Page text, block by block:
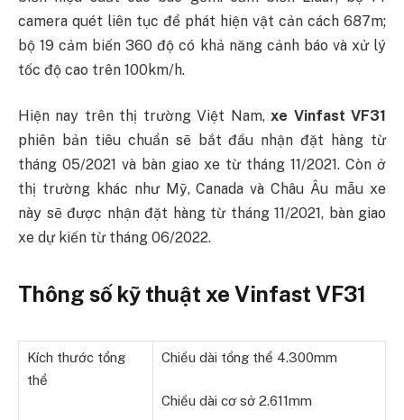
camera quét liên tục để phát hiện vật cản cách 687m;
bộ 19 cảm biến 360 độ có khả năng cảnh báo và xử lý
tốc độ cao trên 100km/h.
Hiện nay trên thị trường Việt Nam,xe Vinfast VF31
phiên bản tiêu chuẩn sẽ bắt đầu nhận đặt hàng từ
tháng 05/2021 và bàn giao xe từ tháng 11/2021. Còn ở
thị trường khác như Mỹ, Canada và Châu Âu mẫu xe
này sẽ được nhận đặt hàng từ tháng 11/2021, bàn giao
xe dự kiến từ tháng 06/2022.
Thông số kỹ thuật xe Vinfast VF31
Kích thước tổng
thể
Chiều dài tổng thể 4.300mm
Chiều dài cơ sở 2.611mm